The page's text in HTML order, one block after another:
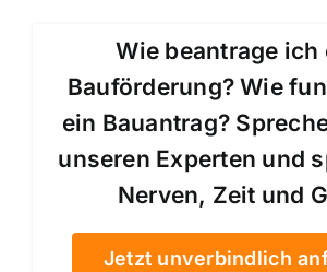
Wie beantrage ich
Bauförderung? Wie
ein Bauantrag?
unseren Experten und
Nerven, Zeit und
Jetzt unverbindlich